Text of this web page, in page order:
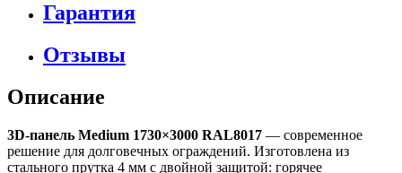
Гарантия
Отзывы
Описание
3D-панель Medium 1730×3000 RAL8017 — современное
решение для долговечных ограждений. Изготовлена из
стального прутка 4 мм с двойной защитой: горячее